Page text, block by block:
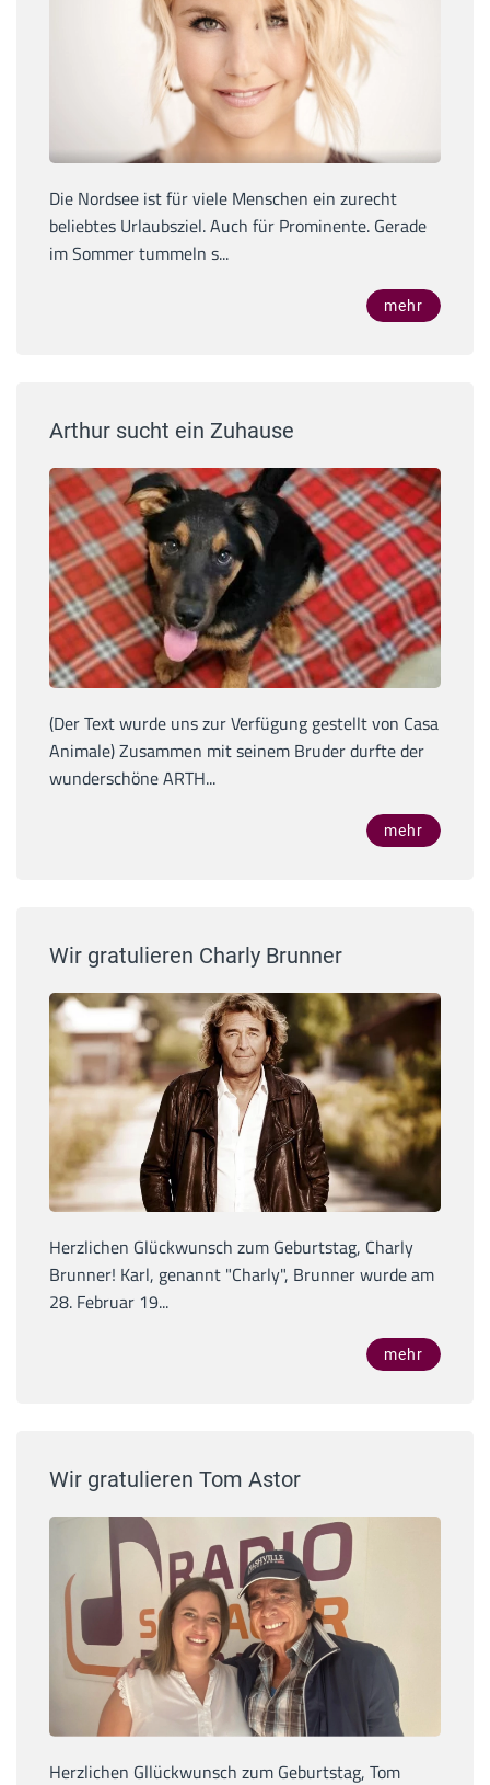
Die Nordsee ist für viele Menschen ein zurecht
beliebtes Urlaubsziel. Auch für Prominente. Gerade
im Sommer tummeln s...
mehr
Arthur sucht ein Zuhause
(Der Text wurde uns zur Verfügung gestellt von Casa
Animale) Zusammen mit seinem Bruder durfte der
wunderschöne ARTH...
mehr
Wir gratulieren Charly Brunner
Herzlichen Glückwunsch zum Geburtstag, Charly
Brunner! Karl, genannt "Charly", Brunner wurde am
28. Februar 19...
mehr
Wir gratulieren Tom Astor
Herzlichen Gllückwunsch zum Geburtstag, Tom